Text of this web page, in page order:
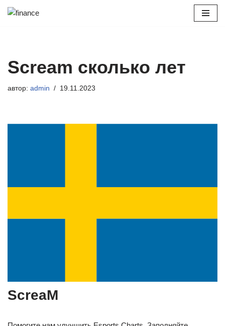
Scream сколько лет
автор: admin 19.11.2023
ScreaM